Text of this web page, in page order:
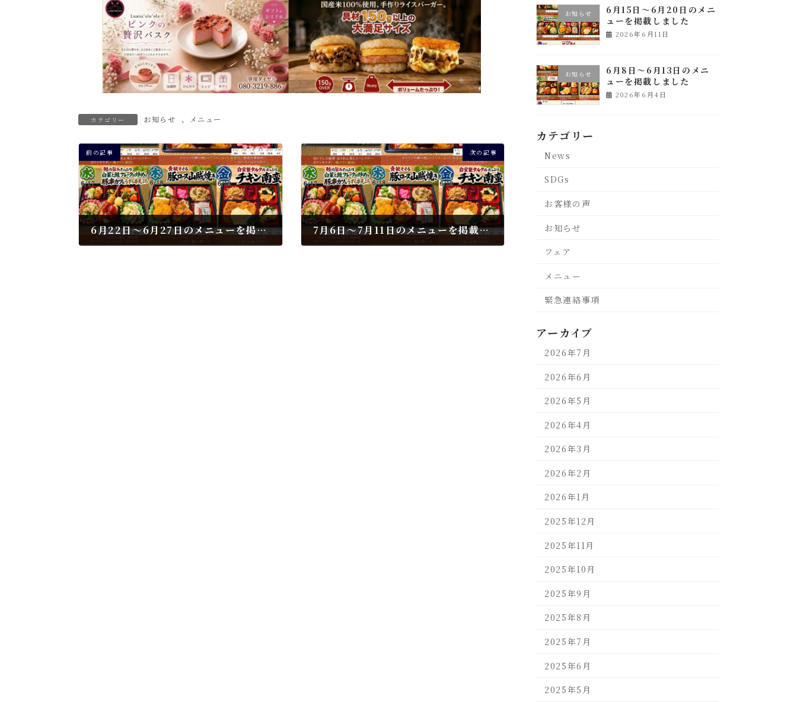
カテゴリー お知らせ 、 メニュー
前の記事
6月22日～6月27日のメニューを掲載しました
次の記事
7月6日～7月11日のメニューを掲載しました
お知らせ
6月15日～6月20日のメニ
ューを掲載しました
2026年6月11日
お知らせ
6月8日～6月13日のメニ
ューを掲載しました
2026年6月4日
カテゴリー
News
SDGs
お客様の声
お知らせ
フェア
メニュー
緊急連絡事項
アーカイブ
2026年7月
2026年6月
2026年5月
2026年4月
2026年3月
2026年2月
2026年1月
2025年12月
2025年11月
2025年10月
2025年9月
2025年8月
2025年7月
2025年6月
2025年5月